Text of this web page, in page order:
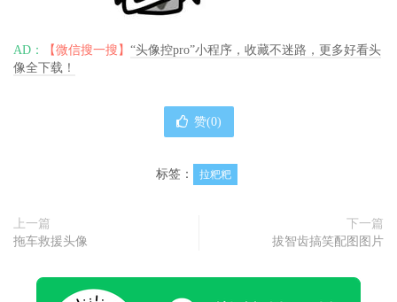
AD： 【微信搜一搜】 “头像控pro”小程序，收藏不迷路，更多好看头
像全下载！
赞(0)
标签： 拉粑粑
上一篇
拖车救援头像
下一篇
拔智齿搞笑配图图片